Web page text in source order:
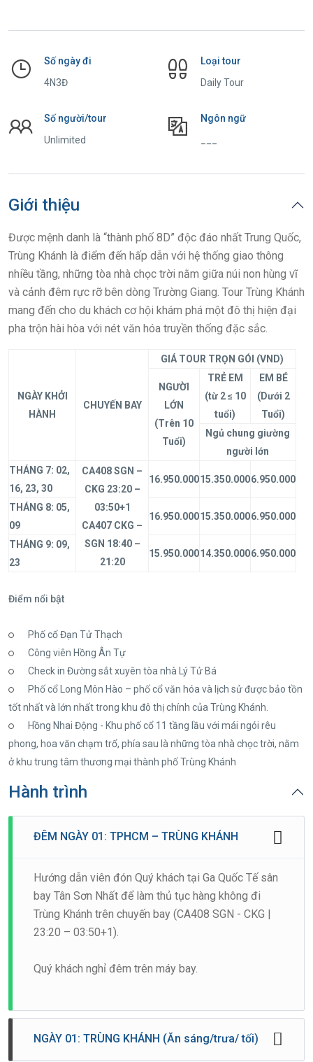
Số ngày đi
4N3Đ
Loại tour
Daily Tour
Số người/tour
Unlimited
Ngôn ngữ
Giới thiệu
Được mệnh danh là “thành phố 8D” độc đáo nhất Trung Quốc,
Trùng Khánh là điểm đến hấp dẫn với hệ thống giao thông
nhiều tầng, những tòa nhà chọc trời nằm giữa núi non hùng vĩ
và cảnh đêm rực rỡ bên dòng Trường Giang. Tour Trùng Khánh
mang đến cho du khách cơ hội khám phá một đô thị hiện đại
pha trộn hài hòa với nét văn hóa truyền thống đặc sắc.
NGÀY KHỞI
HÀNH
CHUYẾN BAY
GIÁ TOUR TRỌN GÓI (VND)
NGƯỜI
LỚN
(Trên 10
Tuổi)
TRẺ EM
(từ 2 ≤ 10
tuổi)
EM BÉ
(Dưới 2
Tuổi)
Ngủ chung giường
người lớn
THÁNG 7: 02,
16, 23, 30
CA408 SGN –
CKG 23:20 –
03:50+1
CA407 CKG –
SGN 18:40 –
21:20
16.950.00015.350.0006.950.000
THÁNG 8: 05,
09
16.950.00015.350.0006.950.000
THÁNG 9: 09,
23
15.950.00014.350.0006.950.000
Điểm nổi bật
Phố cổ Đạn Tử Thạch
Công viên Hồng Ân Tự
Check in Đường sắt xuyên tòa nhà Lý Tử Bá
Phố cổ Long Môn Hào – phố cổ văn hóa và lịch sử được bảo tồn
tốt nhất và lớn nhất trong khu đô thị chính của Trùng Khánh.
Hồng Nhai Động - Khu phố cổ 11 tầng lầu với mái ngói rêu
phong, hoa văn chạm trổ, phía sau là những tòa nhà chọc trời, nằm
ở khu trung tâm thương mại thành phố Trùng Khánh
Hành trình
ĐÊM NGÀY 01: TPHCM – TRÙNG KHÁNH
Hướng dẫn viên đón Quý khách tại Ga Quốc Tế sân
bay Tân Sơn Nhất để làm thủ tục hàng không đi
Trùng Khánh trên chuyến bay (CA408 SGN - CKG |
23:20 – 03:50+1).
Quý khách nghỉ đêm trên máy bay.
NGÀY 01: TRÙNG KHÁNH (Ăn sáng/trưa/ tối)